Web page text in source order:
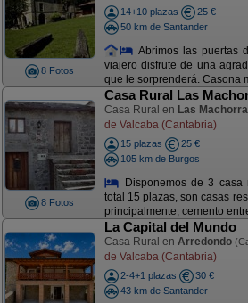
8 Fotos
14+10 plazas
25 €
50 km de Santander
Abrimos las puertas
viajero disfrute de una
que le sorprenderá. Casona
8 Fotos
Casa Rural Las
Casa Rural en Las
de Valcaba (Cantabria)
15 plazas
25 €
105 km de Burgos
Disponemos de 3 casa
total 15 plazas, son casas
principalmente, cemento
La Capital del Mundo
Casa Rural en Arredondo
de Valcaba (Cantabria)
2-4+1 plazas
30 €
43 km de Santander